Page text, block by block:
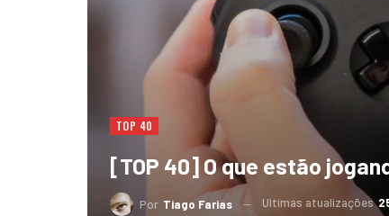
TOP 40
[TOP 40] O que estão
Por Tiago Farias Ultimas atualizações